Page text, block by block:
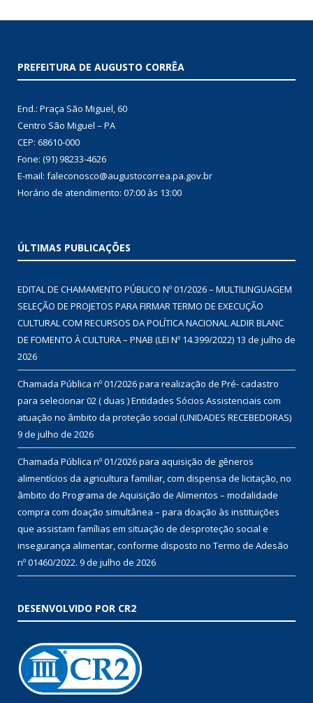
PREFEITURA DE AUGUSTO CORRÊA
End.: Praça São Miguel, 60
Centro São Miguel – PA
CEP: 68610-000
Fone: (91) 98233-4626
E-mail: faleconosco@augustocorrea.pa.gov.br
Horário de atendimento: 07:00 às 13:00
ÚLTIMAS PUBLICAÇÕES
EDITAL DE CHAMAMENTO PÚBLICO Nº 01/2026 – MULTILINGUAGEM
SELEÇÃO DE PROJETOS PARA FIRMAR TERMO DE EXECUÇÃO
CULTURAL COM RECURSOS DA POLÍTICA NACIONAL ALDIR BLANC
DE FOMENTO À CULTURA – PNAB (LEI Nº 14.399/2022) 13 de julho de
2026
Chamada Pública nº 01/2026 para realização de Pré- cadastro
para selecionar 02 ( duas ) Entidades Sócios Assistenciais com
atuação no âmbito da proteção social (UNIDADES RECEBEDORAS)
9 de julho de 2026
Chamada Pública nº 01/2026 para aquisição de gêneros
alimentícios da agricultura familiar, com dispensa de licitação, no
âmbito do Programa de Aquisição de Alimentos – modalidade
compra com doação simultânea – para doação às instituições
que assistam famílias em situação de desproteção social e
insegurança alimentar, conforme disposto no Termo de Adesão
nº 01460/2022. 9 de julho de 2026
DESENVOLVIDO POR CR2